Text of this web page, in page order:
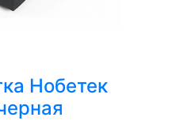
Нобетек